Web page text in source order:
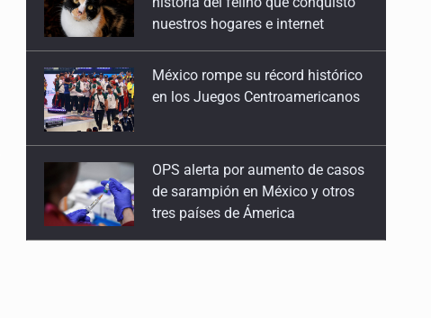
OPS alerta por aumento de casos
de sarampión en México y otros
Ayotzinapa: A casi 12 años, entre
juicios a exfuncionarios y la fuga
de Tomás Zerón